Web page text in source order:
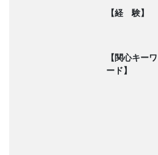
【経 験】
【関心キーワ
ード】